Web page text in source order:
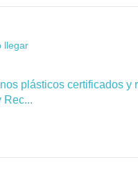
llegar
plásticos certificados y
Rec...